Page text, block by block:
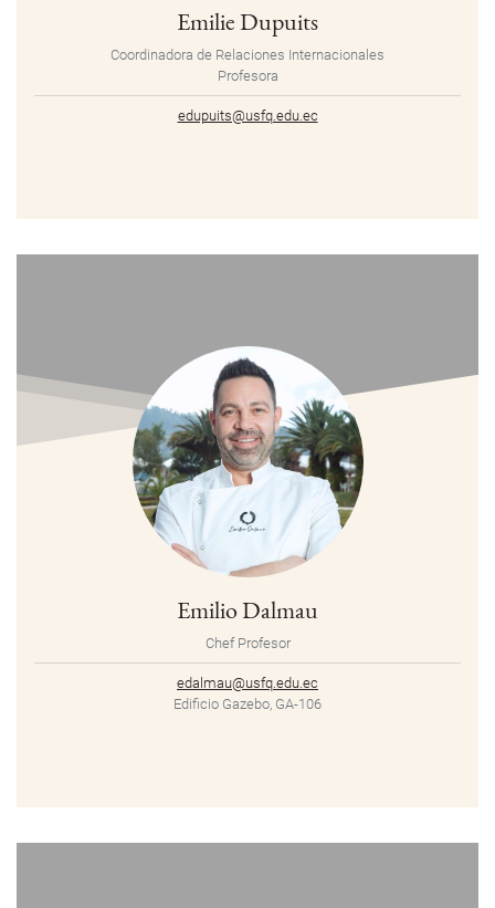
Emilie Dupuits
Coordinadora de Relaciones Internacionales
Profesora
edupuits@usfq.edu.ec
Emilio Dalmau
Chef Profesor
edalmau@usfq.edu.ec
Edificio Gazebo, GA-106